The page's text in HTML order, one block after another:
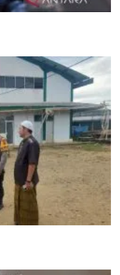
di 6 wilayah pada
PSU Pilkada 2024